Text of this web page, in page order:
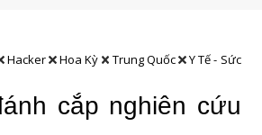
Hacker Hoa Kỳ Trung Quốc
Y Tế - Sức
cắp nghiên cứu